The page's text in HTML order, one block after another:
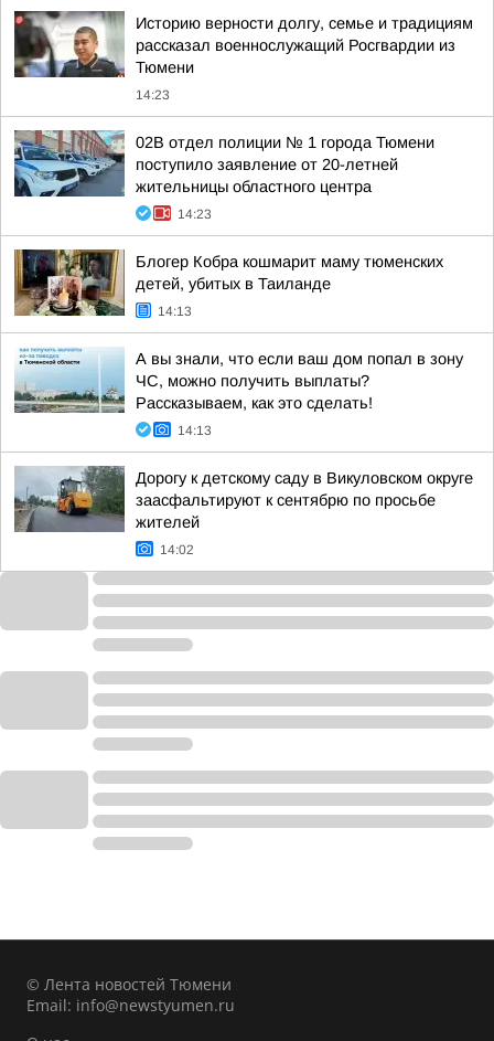
Историю верности долгу, семье и традициям
рассказал военнослужащий Росгвардии из
Тюмени
14:23
02В отдел полиции № 1 города Тюмени
поступило заявление от 20-летней
жительницы областного центра
14:23
Блогер Кобра кошмарит маму тюменских
детей, убитых в Таиланде
14:13
А вы знали, что если ваш дом попал в зону
ЧС, можно получить выплаты?
Рассказываем, как это сделать!
14:13
Дорогу к детскому саду в Викуловском округе
заасфальтируют к сентябрю по просьбе
жителей
14:02
© Лента новостей Тюмени
Email: info@newstyumen.ru